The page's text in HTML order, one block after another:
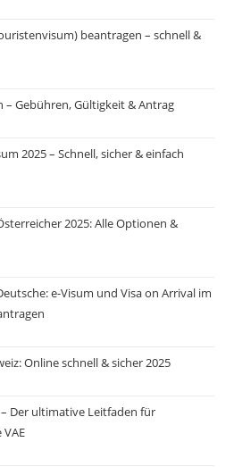
beantragen – schnell &
– Gebühren, Gültigkeit & Antrag
2025 – Schnell, sicher & einfach
2025: Alle Optionen &
e-Visum und Visa on Arrival im
Online schnell & sicher 2025
Der ultimative Leitfaden für